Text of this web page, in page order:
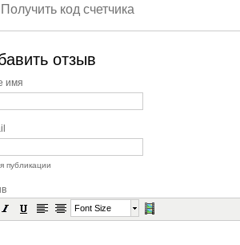
Получить код счетчика
отзыв
имя
публикации
Font Size